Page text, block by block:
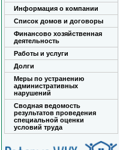
Информация о компании
Список домов и договоры
Финансово хозяйственная
деятельность
Работы и услуги
Долги
Меры по устранению
административных
нарушений
Сводная ведомость
результатов проведения
специальной оценки
условий труда